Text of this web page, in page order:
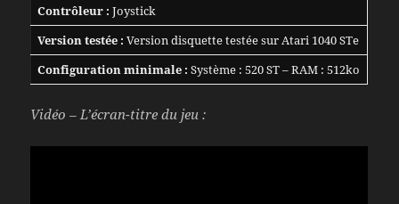
Contrôleur : Joystick
Version testée : Version disquette testée sur Atari 1040 STe
Configuration minimale : Système : 520 ST – RAM : 512ko
Vidéo – L’écran-titre du jeu :